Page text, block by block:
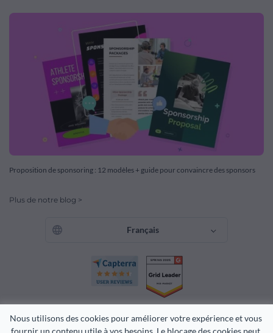
Nous utilisons des cookies pour améliorer votre expérience et vous
fournir un contenu utile à vos besoins. Le blocage des cookies peut
Proposition de sponsoring : 12 modèles + guide pour convaincre des sponsors
Plus de notre blog >
Français